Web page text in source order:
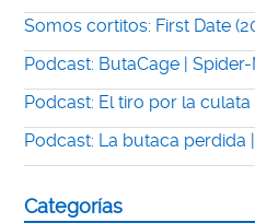
Somos cortitos: First Date
Podcast: ButaCage |
Podcast: El tiro por la
Podcast: La butaca perdida
Categorías